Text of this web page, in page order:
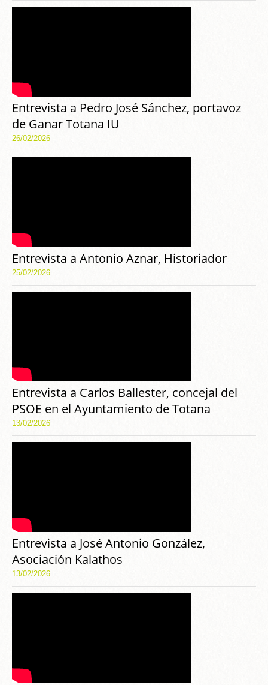
Entrevista a Pedro José Sánchez, portavoz
de Ganar Totana IU
26/02/2026
Entrevista a Antonio Aznar, Historiador
25/02/2026
Entrevista a Carlos Ballester, concejal del
PSOE en el Ayuntamiento de Totana
13/02/2026
Entrevista a José Antonio González,
Asociación Kalathos
13/02/2026